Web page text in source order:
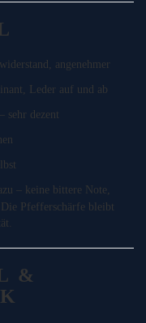
angenehmer
Leder auf und ab
sehr dezent
– keine bittere Note,
. Die Pfefferschärfe bleibt
&